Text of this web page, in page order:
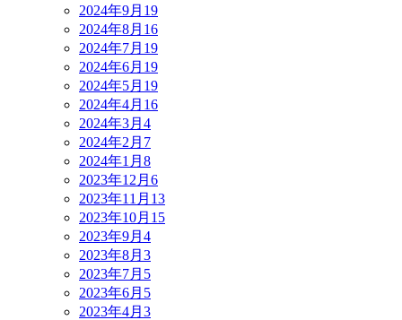
2024年9月 19
2024年8月 16
2024年7月 19
2024年6月 19
2024年5月 19
2024年4月 16
2024年3月 4
2024年2月 7
2024年1月 8
2023年12月 6
2023年11月 13
2023年10月 15
2023年9月 4
2023年8月 3
2023年7月 5
2023年6月 5
2023年4月 3